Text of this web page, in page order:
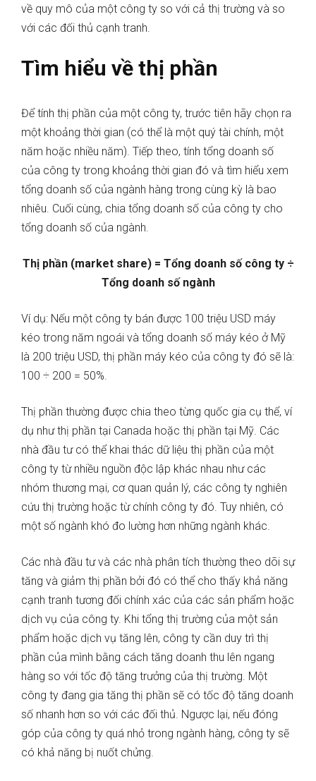
về quy mô của một công ty so với cả thị trường và so
với các đối thủ cạnh tranh.
Tìm hiểu về thị phần
Để tính thị phần của một công ty, trước tiên hãy chọn ra
một khoảng thời gian (có thể là một quý tài chính, một
năm hoặc nhiều năm). Tiếp theo, tính tổng doanh số
của công ty trong khoảng thời gian đó và tìm hiểu xem
tổng doanh số của ngành hàng trong cùng kỳ là bao
nhiêu. Cuối cùng, chia tổng doanh số của công ty cho
tổng doanh số của ngành.
Thị phần (market share) = Tổng doanh số công ty ÷
Tổng doanh số ngành
Ví dụ: Nếu một công ty bán được 100 triệu USD máy
kéo trong năm ngoái và tổng doanh số máy kéo ở Mỹ
là 200 triệu USD, thị phần máy kéo của công ty đó sẽ là:
100 ÷ 200 = 50%.
Thị phần thường được chia theo từng quốc gia cụ thể, ví
dụ như thị phần tại Canada hoặc thị phần tại Mỹ. Các
nhà đầu tư có thể khai thác dữ liệu thị phần của một
công ty từ nhiều nguồn độc lập khác nhau như các
nhóm thương mại, cơ quan quản lý, các công ty nghiên
cứu thị trường hoặc từ chính công ty đó. Tuy nhiên, có
một số ngành khó đo lường hơn những ngành khác.
Các nhà đầu tư và các nhà phân tích thường theo dõi sự
tăng và giảm thị phần bởi đó có thể cho thấy khả năng
cạnh tranh tương đối chính xác của các sản phẩm hoặc
dịch vụ của công ty. Khi tổng thị trường của một sản
phẩm hoặc dịch vụ tăng lên, công ty cần duy trì thị
phần của mình bằng cách tăng doanh thu lên ngang
hàng so với tốc độ tăng trưởng của thị trường. Một
công ty đang gia tăng thị phần sẽ có tốc độ tăng doanh
số nhanh hơn so với các đối thủ. Ngược lại, nếu đóng
góp của công ty quá nhỏ trong ngành hàng, công ty sẽ
có khả năng bị nuốt chửng.